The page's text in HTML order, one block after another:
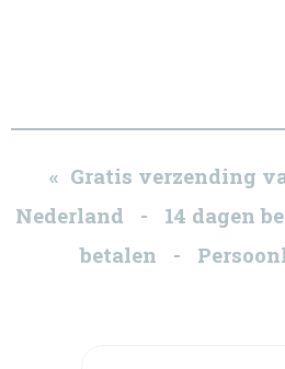
« Gratis verzending
Nederland - 14 dagen
betalen -